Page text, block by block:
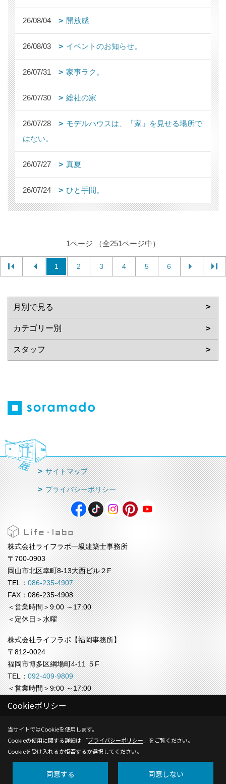
26/08/04 開放感
26/08/03 イベントのお知らせ。
26/07/31 家事ラク。
26/07/30 総社の家
26/07/28
モデルハウスは、「家」を見せる場所で
はない。
26/07/27 真夏
26/07/24 ひと手間。
1ページ （全251ページ中）
1 2 3 4 5 6
サイトマップ
プライバシーポリシー
株式会社ライフラボ一級建築士事務所
〒700-0903
岡山市北区幸町8-13大西ビル２F
TEL：086-235-4907
FAX：086-235-4908
＜営業時間＞9:00 ～17:00
＜定休日＞水曜
株式会社ライフラボ【福岡事務所】
〒812-0024
福岡市博多区綱場町4-11 ５F
TEL：092-409-9809
＜営業時間＞9:00 ～17:00
＜定休日＞水曜
Copyright (c) Life-labo. All Rights Reserved.
Produced byゴデスクリエイト
Cookieポリシー
当サイトではCookieを使用します。
Cookieの使用に関する詳細は 「プライバシーポリシー 」をご覧ください。
Cookieを受け入れるか拒否するか選択してください。
同意する 同意しない